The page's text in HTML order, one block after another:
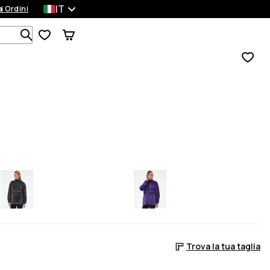
Ordini IT
Cerca tra 1 000+ prodotti
Trova la tua taglia